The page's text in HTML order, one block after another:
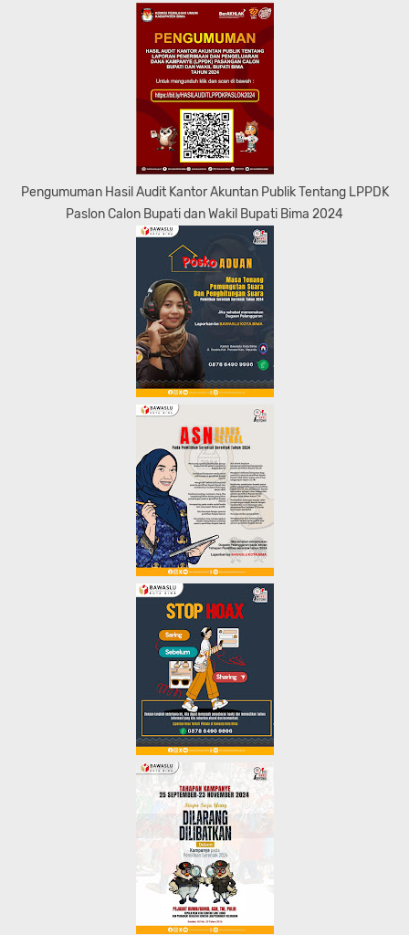
Pengumuman Hasil Audit Kantor Akuntan Publik Tentang LPPDK
Paslon Calon Bupati dan Wakil Bupati Bima 2024